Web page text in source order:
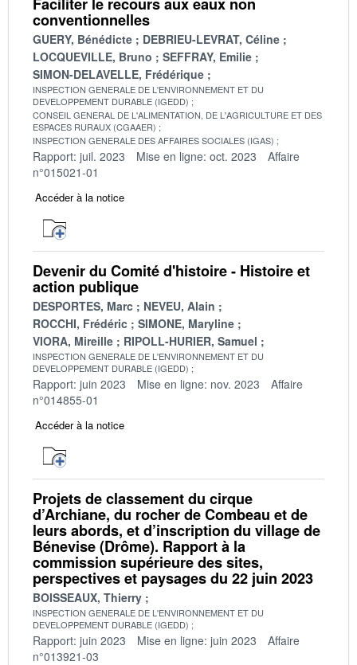
conventionnelles
GUERY, Bénédicte
DEBRIEU-LEVRAT, Céline
LOCQUEVILLE, Bruno
SEFFRAY, Emilie
SIMON-DELAVELLE, Frédérique
INSPECTION GENERALE DE L'ENVIRONNEMENT ET DU
DEVELOPPEMENT DURABLE (IGEDD)
CONSEIL GENERAL DE L'ALIMENTATION, DE L'AGRICULTURE ET DES
ESPACES RURAUX (CGAAER)
INSPECTION GENERALE DES AFFAIRES SOCIALES (IGAS)
Rapport: juil. 2023 Mise en ligne: oct. 2023
Affaire
n°015021-01
Accéder à la notice
Devenir du Comité d'histoire - Histoire et
action publique
DESPORTES, Marc
NEVEU, Alain
ROCCHI, Frédéric
SIMONE, Maryline
VIORA, Mireille
RIPOLL-HURIER, Samuel
INSPECTION GENERALE DE L'ENVIRONNEMENT ET DU
DEVELOPPEMENT DURABLE (IGEDD)
Rapport: juin 2023 Mise en ligne: nov. 2023
Affaire
n°014855-01
Accéder à la notice
Projets de classement du cirque
d’Archiane, du rocher de Combeau et de
leurs abords, et d’inscription du village de
Bénevise (Drôme). Rapport à la
commission supérieure des sites,
perspectives et paysages du 22 juin 2023
BOISSEAUX, Thierry
INSPECTION GENERALE DE L'ENVIRONNEMENT ET DU
DEVELOPPEMENT DURABLE (IGEDD)
Rapport: juin 2023 Mise en ligne: juin 2023
Affaire
n°013921-03